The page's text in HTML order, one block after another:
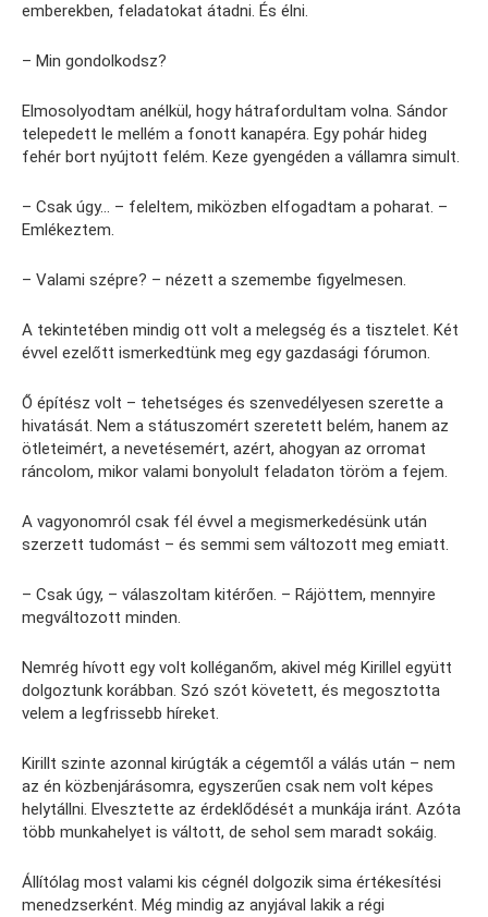
emberekben, feladatokat átadni. És élni.
– Min gondolkodsz?
Elmosolyodtam anélkül, hogy hátrafordultam volna. Sándor
telepedett le mellém a fonott kanapéra. Egy pohár hideg
fehér bort nyújtott felém. Keze gyengéden a vállamra simult.
– Csak úgy… – feleltem, miközben elfogadtam a poharat. –
Emlékeztem.
– Valami szépre? – nézett a szemembe figyelmesen.
A tekintetében mindig ott volt a melegség és a tisztelet. Két
évvel ezelőtt ismerkedtünk meg egy gazdasági fórumon.
Ő építész volt – tehetséges és szenvedélyesen szerette a
hivatását. Nem a státuszomért szeretett belém, hanem az
ötleteimért, a nevetésemért, azért, ahogyan az orromat
ráncolom, mikor valami bonyolult feladaton töröm a fejem.
A vagyonomról csak fél évvel a megismerkedésünk után
szerzett tudomást – és semmi sem változott meg emiatt.
– Csak úgy, – válaszoltam kitérően. – Rájöttem, mennyire
megváltozott minden.
Nemrég hívott egy volt kolléganőm, akivel még Kirillel együtt
dolgoztunk korábban. Szó szót követett, és megosztotta
velem a legfrissebb híreket.
Kirillt szinte azonnal kirúgták a cégemtől a válás után – nem
az én közbenjárásomra, egyszerűen csak nem volt képes
helytállni. Elvesztette az érdeklődését a munkája iránt. Azóta
több munkahelyet is váltott, de sehol sem maradt sokáig.
Állítólag most valami kis cégnél dolgozik sima értékesítési
menedzserként. Még mindig az anyjával lakik a régi